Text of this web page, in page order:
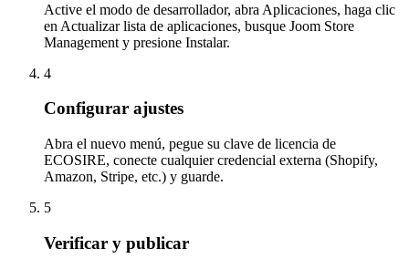
Active el modo de desarrollador, abra Aplicaciones, haga clic
en Actualizar lista de aplicaciones, busque Joom Store
Management y presione Instalar.
4
Configurar ajustes
Abra el nuevo menú, pegue su clave de licencia de
ECOSIRE, conecte cualquier credencial externa (Shopify,
Amazon, Stripe, etc.) y guarde.
5
Verificar y publicar